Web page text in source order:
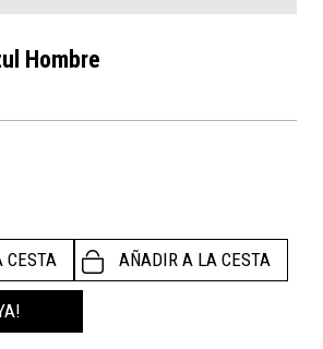
Hombre
CESTA AÑADIR A LA CESTA